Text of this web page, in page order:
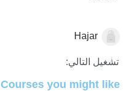
العلم والطبيعة
Hajar
تشغيل التالي:
Courses you might like